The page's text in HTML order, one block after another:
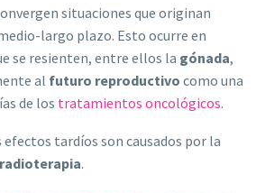
situaciones que originan
largo plazo. Esto ocurre en
se resienten, entre ellos la gónada,
al futuro reproductivo como una
de los tratamientos oncológicos.
efectos tardíos son causados por la
radioterapia.